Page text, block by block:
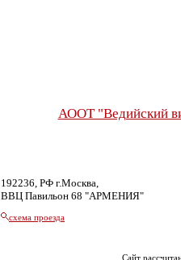
АООТ "Ведийский
192236, РФ г.Москва,
ВВЦ Павильон 68 "АРМЕНИЯ"
схема проезда
Сайт